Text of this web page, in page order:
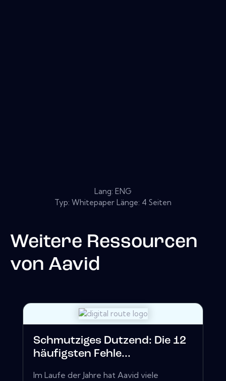
Lang: ENG
Typ: Whitepaper Länge: 4 Seiten
Weitere Ressourcen
von Aavid
Schmutziges Dutzend: Die 12
häufigsten Fehle...
Im Laufe der Jahre hat Aavid viele